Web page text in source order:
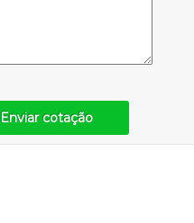
Enviar cotação